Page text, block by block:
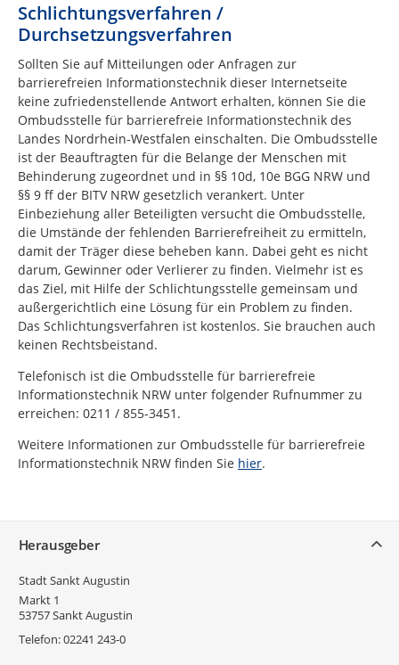
Schlichtungsverfahren /
Durchsetzungsverfahren
Sollten Sie auf Mitteilungen oder Anfragen zur
barrierefreien Informationstechnik dieser Internetseite
keine zufriedenstellende Antwort erhalten, können Sie die
Ombudsstelle für barrierefreie Informationstechnik des
Landes Nordrhein-Westfalen einschalten. Die Ombudsstelle
ist der Beauftragten für die Belange der Menschen mit
Behinderung zugeordnet und in §§ 10d, 10e BGG NRW und
§§ 9 ff der BITV NRW gesetzlich verankert. Unter
Einbeziehung aller Beteiligten versucht die Ombudsstelle,
die Umstände der fehlenden Barrierefreiheit zu ermitteln,
damit der Träger diese beheben kann. Dabei geht es nicht
darum, Gewinner oder Verlierer zu finden. Vielmehr ist es
das Ziel, mit Hilfe der Schlichtungsstelle gemeinsam und
außergerichtlich eine Lösung für ein Problem zu finden.
Das Schlichtungsverfahren ist kostenlos. Sie brauchen auch
keinen Rechtsbeistand.
Telefonisch ist die Ombudsstelle für barrierefreie
Informationstechnik NRW unter folgender Rufnummer zu
erreichen: 0211 / 855-3451.
Weitere Informationen zur Ombudsstelle für barrierefreie
Informationstechnik NRW finden Sie hier.
Herausgeber
Stadt Sankt Augustin
Markt 1
53757Sankt Augustin
Telefon:02241 243-0